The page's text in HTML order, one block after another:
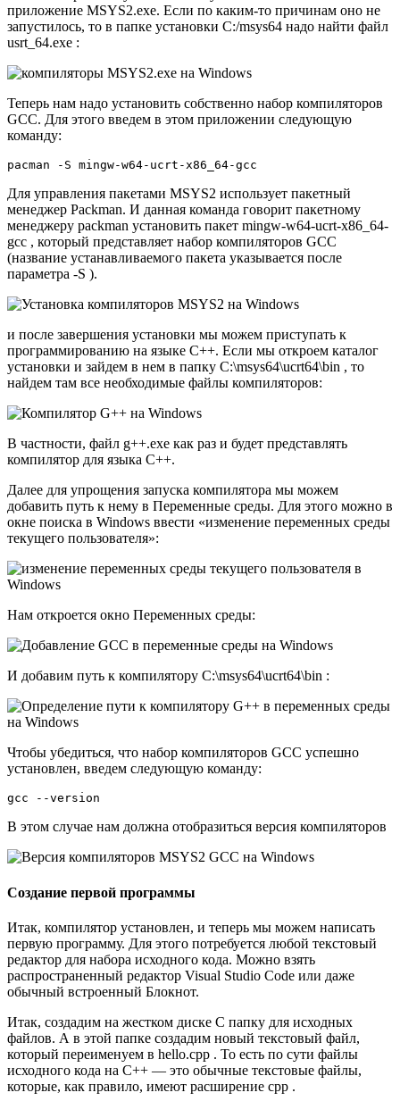
приложение MSYS2.exe. Если по каким-то причинам оно не
запустилось, то в папке установки C:/msys64 надо найти файл
usrt_64.exe :
Теперь нам надо установить собственно набор компиляторов
GCC. Для этого введем в этом приложении следующую
команду:
pacman -S mingw-w64-ucrt-x86_64-gcc
Для управления пакетами MSYS2 использует пакетный
менеджер Packman. И данная команда говорит пакетному
менеджеру packman установить пакет mingw-w64-ucrt-x86_64-
gcc , который представляет набор компиляторов GCC
(название устанавливаемого пакета указывается после
параметра -S ).
и после завершения установки мы можем приступать к
программированию на языке C++. Если мы откроем каталог
установки и зайдем в нем в папку C:\msys64\ucrt64\bin , то
найдем там все необходимые файлы компиляторов:
В частности, файл g++.exe как раз и будет представлять
компилятор для языка С++.
Далее для упрощения запуска компилятора мы можем
добавить путь к нему в Переменные среды. Для этого можно в
окне поиска в Windows ввести «изменение переменных среды
текущего пользователя»:
Нам откроется окно Переменных среды:
И добавим путь к компилятору C:\msys64\ucrt64\bin :
Чтобы убедиться, что набор компиляторов GCC успешно
установлен, введем следующую команду:
gcc --version
В этом случае нам должна отобразиться версия компиляторов
Создание первой программы
Итак, компилятор установлен, и теперь мы можем написать
первую программу. Для этого потребуется любой текстовый
редактор для набора исходного кода. Можно взять
распространенный редактор Visual Studio Code или даже
обычный встроенный Блокнот.
Итак, создадим на жестком диске С папку для исходных
файлов. А в этой папке создадим новый текстовый файл,
который переименуем в hello.cpp . То есть по сути файлы
исходного кода на С++ — это обычные текстовые файлы,
которые, как правило, имеют расширение cpp .